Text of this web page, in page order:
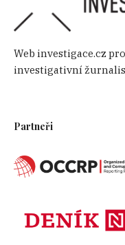
Web investigace.cz
investigativní
Partneři